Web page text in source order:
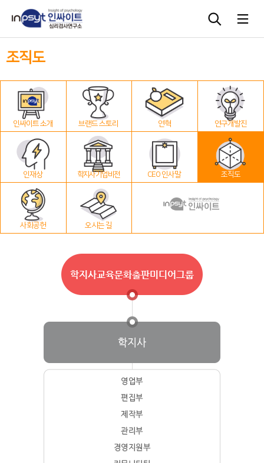
심리검사
상담도구
교육 워크숍
단체검사
조직도
인싸이트 소개 브랜드 스토리 연혁 연구개발진
인재상 학지사 기업 비전 CEO 인사말 조직도
사회공헌 오시는 길